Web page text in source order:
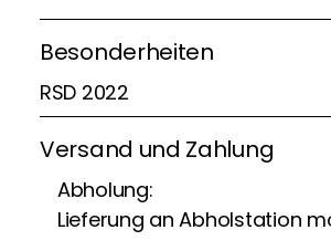
Besonderheiten
RSD 2022
Versand und Zahlung
Abholung:
Lieferung an Abholstation